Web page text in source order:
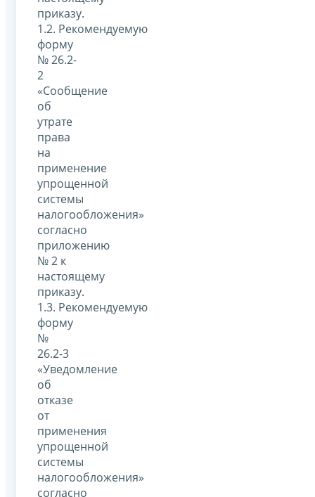
приказу.
1.2. Рекомендуемую
форму
№ 26.2-
2
«Сообщение
об
утрате
права
на
применение
упрощенной
системы
налогообложения»
согласно
приложению
№ 2 к
настоящему
приказу.
1.3. Рекомендуемую
форму
№
26.2-3
«Уведомление
об
отказе
от
применения
упрощенной
системы
налогообложения»
согласно